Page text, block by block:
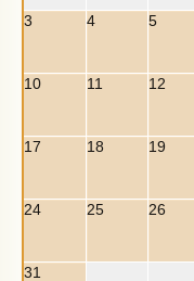
3 4 5
10 11 12
17 18 19
24 25 26
31